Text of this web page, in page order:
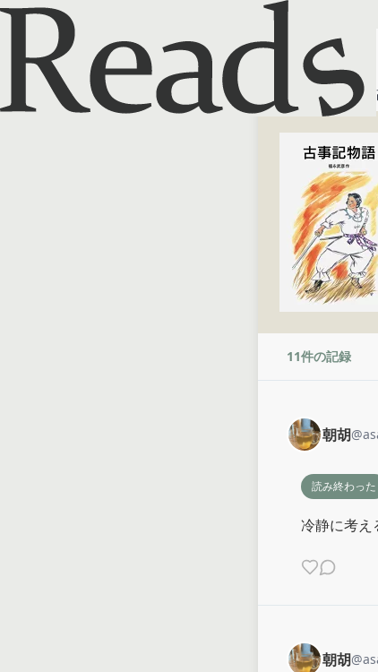
古事
11件の記録
朝胡@
読み終わった
冷静に考え
朝胡@